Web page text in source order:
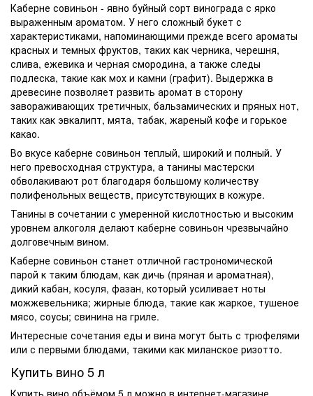
Каберне совиньон - явно буйный сорт винограда с ярко
выраженным ароматом. У него сложный букет с
характеристиками, напоминающими прежде всего ароматы
красных и темных фруктов, таких как черника, черешня,
слива, ежевика и черная смородина, а также следы
подлеска, такие как мох и камни (графит). Выдержка в
древесине позволяет развить аромат в сторону
завораживающих третичных, бальзамических и пряных нот,
таких как эвкалипт, мята, табак, жареный кофе и горькое
какао.
Во вкусе каберне совиньон теплый, широкий и полный. У
него превосходная структура, а танины мастерски
обволакивают рот благодаря большому количеству
полифенольных веществ, присутствующих в кожуре.
Танины в сочетании с умеренной кислотностью и высоким
уровнем алкоголя делают каберне совиньон чрезвычайно
долговечным вином.
Каберне совиньон станет отличной гастрономической
парой к таким блюдам, как дичь (пряная и ароматная),
дикий кабан, косуля, фазан, который усиливает ноты
можжевельника; жирные блюда, такие как жаркое, тушеное
мясо, соусы; свинина на гриле.
Интересные сочетания еды и вина могут быть с трюфелями
или с первыми блюдами, такими как миланское ризотто.
Купить вино5 л
Купить вино объёмом 5 л можно в интернет-магазине